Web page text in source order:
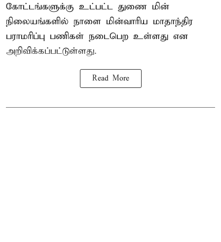
கோட்டங்களுக்கு உட்பட்ட துணை மின்
நிலையங்களில் நாளை மின்வாரிய மாதாந்திர
பராமரிப்பு பணிகள் நடைபெற உள்ளது என
அறிவிக்கப்பட்டுள்ளது.
Read More